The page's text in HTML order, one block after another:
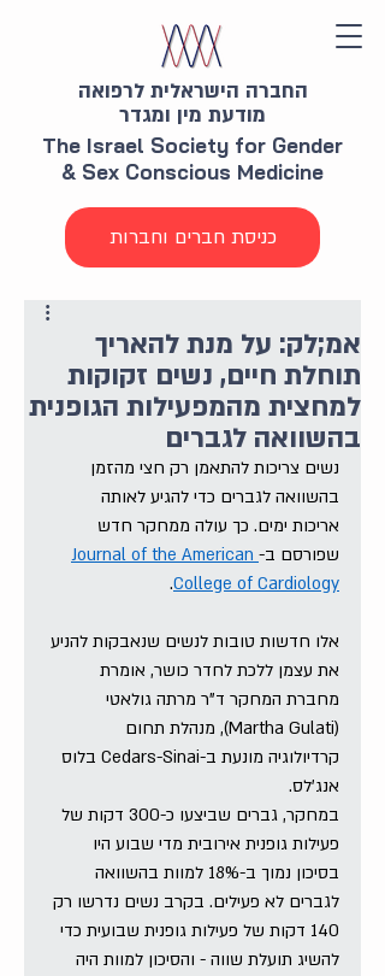
החברה הישראלית לרפואה
מודעת מין ומגדר
The Israel Society for Gender
& Sex Conscious Medicine
כניסת חברים וחברות
אמ;לק: על מנת להאריך
תוחלת חיים, נשים זקוקות
למחצית מהמפעילות הגופנית
בהשוואה לגברים
נשים צריכות להתאמן רק חצי מהזמן
בהשוואה לגברים כדי להגיע לאותה
אריכות ימים. כך עולה ממחקר חדש
שפורסם ב- Journal of the American
College of Cardiology
.
אלו חדשות טובות לנשים שנאבקות להניע
את עצמן ללכת לחדר כושר, אומרת
מחברת המחקר ד"ר מרתה גולאטי
(Martha Gulati), מנהלת תחום
קרדיולוגיה מונעת ב-Cedars-Sinai בלוס
אנג'לס.
במחקר, גברים שביצעו כ-300 דקות של
פעילות גופנית אירובית מדי שבוע היו
בסיכון נמוך ב-18% למוות בהשוואה
לגברים לא פעילים. בקרב נשים נדרשו רק
140 דקות של פעילות גופנית שבועית כדי
להשיג תועלת שווה - והסיכון למוות היה